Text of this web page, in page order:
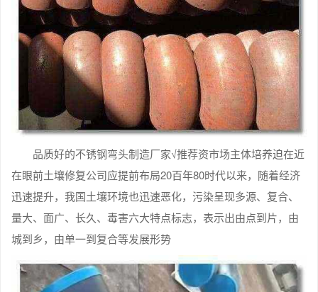
品质好的不锈钢弯头制造厂家√推荐资市场主体培养迫在近
在眼前土壤修复公司应提前布局20百年80时代以来，随着经济
迅速提升，我国土壤环境也迅速恶化，污染呈现多源、复合、
量大、面广、长久、毒害六大特点标志，表示出由点到片，由
城到乡，由单一到复合等发展形势